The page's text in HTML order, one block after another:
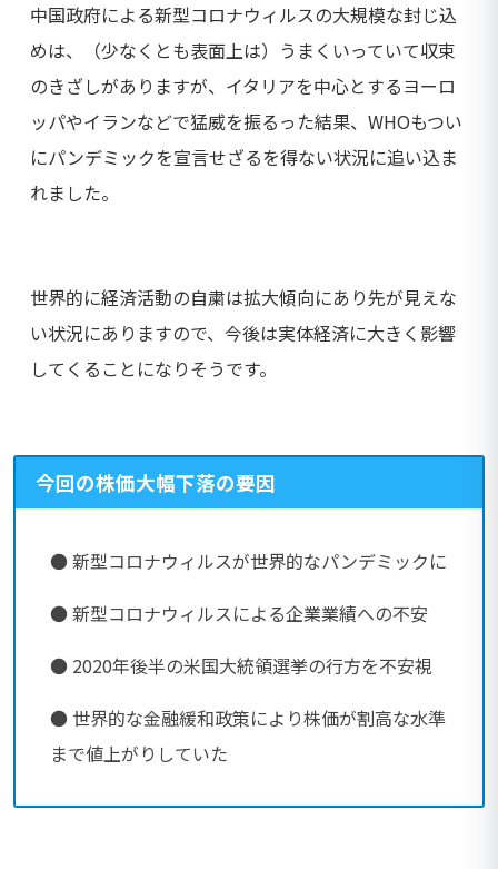
中国政府による新型コロナウィルスの大規模な封じ込
めは、（少なくとも表面上は）うまくいっていて収束
のきざしがありますが、イタリアを中心とするヨーロ
ッパやイランなどで猛威を振るった結果、WHOもつい
にパンデミックを宣言せざるを得ない状況に追い込ま
れました。
世界的に経済活動の自粛は拡大傾向にあり先が見えな
い状況にありますので、今後は実体経済に大きく影響
してくることになりそうです。
今回の株価大幅下落の要因
● 新型コロナウィルスが世界的なパンデミックに
● 新型コロナウィルスによる企業業績への不安
● 2020年後半の米国大統領選挙の行方を不安視
● 世界的な金融緩和政策により株価が割高な水準
まで値上がりしていた